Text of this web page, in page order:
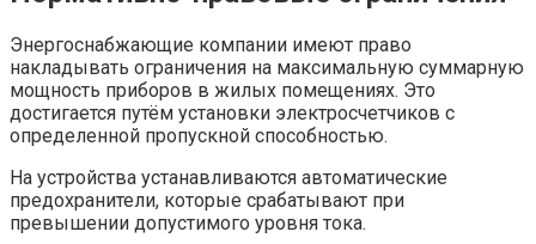
Энергоснабжающие компании имеют право
накладывать ограничения на максимальную суммарную
мощность приборов в жилых помещениях. Это
достигается путём установки электросчетчиков с
определенной пропускной способностью.
На устройства устанавливаются автоматические
предохранители, которые срабатывают при
превышении допустимого уровня тока.